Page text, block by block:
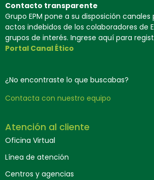
Contacto transparente
Grupo EPM pone a su disposición
actos indebidos de los colaboradores de
grupos de interés. Ingrese aquí para
Portal Canal Ético
¿No encontraste lo que buscabas?
Contacta con nuestro equipo
Atención al cliente
Oficina Virtual
Línea de atención
Centros y agencias